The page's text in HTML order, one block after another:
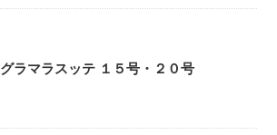
グラマラスッテ １５号・２０号